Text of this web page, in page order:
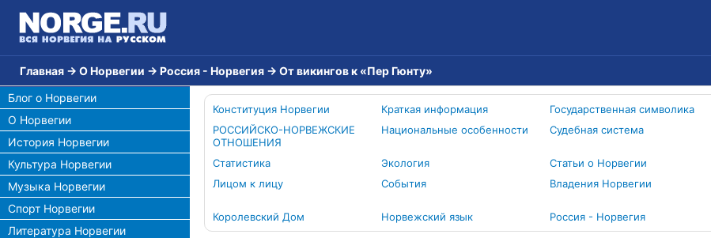
Главная → О Норвегии → Россия - Норвегия → От викингов к «Пер Гюнту»
Блог о Норвегии
О Норвегии
История Норвегии
Культура Норвегии
Музыка Норвегии
Спорт Норвегии
Литература Норвегии
Конституция Норвегии Краткая информация Государственная символика
РОССИЙСКО-НОРВЕЖСКИЕ
ОТНОШЕНИЯ
Национальные особенности Судебная система
Статистика Экология Статьи о Норвегии
Лицом к лицу
События Владения Норвегии
Королевский Дом Норвежский язык Россия - Норвегия